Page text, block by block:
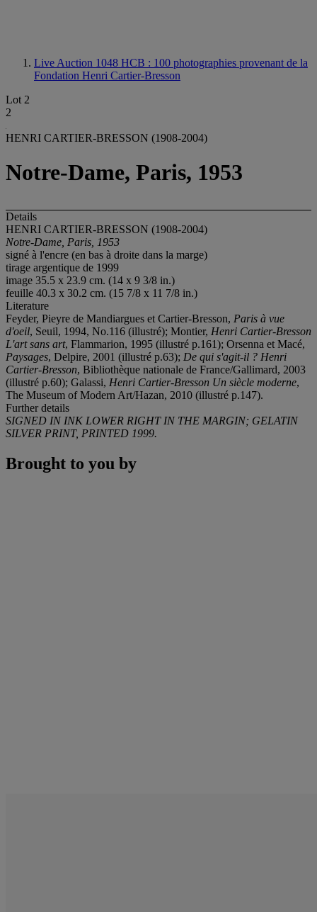
Live Auction 1048 HCB : 100 photographies provenant de la
Fondation Henri Cartier-Bresson
Lot 2
2
HENRI CARTIER-BRESSON (1908-2004)
Notre-Dame, Paris, 1953
Details
HENRI CARTIER-BRESSON (1908-2004)
Notre-Dame, Paris, 1953
signé à l'encre (en bas à droite dans la marge)
tirage argentique de 1999
image 35.5 x 23.9 cm. (14 x 9 3/8 in.)
feuille 40.3 x 30.2 cm. (15 7/8 x 11 7/8 in.)
Literature
Feyder, Pieyre de Mandiargues et Cartier-Bresson, Paris à vue
d'oeil, Seuil, 1994, No.116 (illustré); Montier, Henri Cartier-Bresson
L'art sans art, Flammarion, 1995 (illustré p.161); Orsenna et Macé,
Paysages, Delpire, 2001 (illustré p.63); De qui s'agit-il ? Henri
Cartier-Bresson, Bibliothèque nationale de France/Gallimard, 2003
(illustré p.60); Galassi, Henri Cartier-Bresson Un siècle moderne,
The Museum of Modern Art/Hazan, 2010 (illustré p.147).
Further details
SIGNED IN INK LOWER RIGHT IN THE MARGIN; GELATIN
SILVER PRINT, PRINTED 1999.
Brought to you by